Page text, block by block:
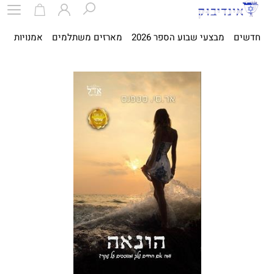
חדשים מבצעי שבוע הספר 2026 מארזים משתלמים אמנויות